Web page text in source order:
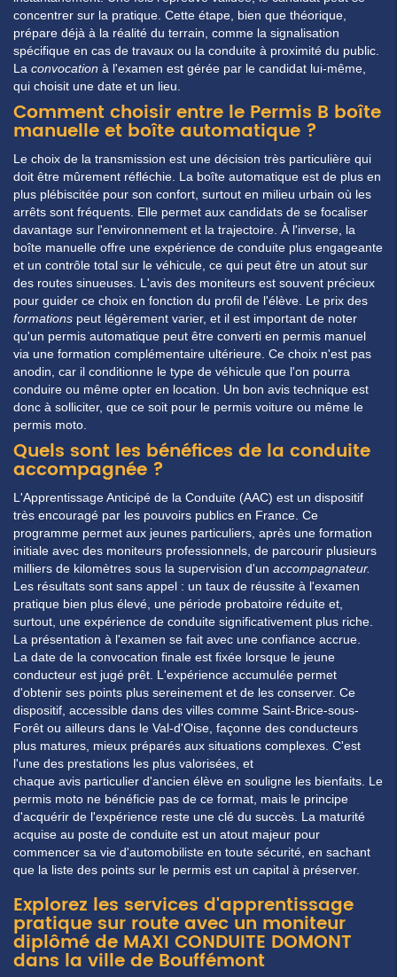
concentrer sur la pratique. Cette étape, bien que théorique,
prépare déjà à la réalité du terrain, comme la signalisation
spécifique en cas de travaux ou la conduite à proximité du public.
La convocation à l'examen est gérée par le candidat lui-même,
qui choisit une date et un lieu.
Comment choisir entre le Permis B boîte
manuelle et boîte automatique ?
Le choix de la transmission est une décision très particulière qui
doit être mûrement réfléchie. La boîte automatique est de plus en
plus plébiscitée pour son confort, surtout en milieu urbain où les
arrêts sont fréquents. Elle permet aux candidats de se focaliser
davantage sur l'environnement et la trajectoire. À l'inverse, la
boîte manuelle offre une expérience de conduite plus engageante
et un contrôle total sur le véhicule, ce qui peut être un atout sur
des routes sinueuses. L'avis des moniteurs est souvent précieux
pour guider ce choix en fonction du profil de l'élève. Le prix des
formations peut légèrement varier, et il est important de noter
qu'un permis automatique peut être converti en permis manuel
via une formation complémentaire ultérieure. Ce choix n'est pas
anodin, car il conditionne le type de véhicule que l'on pourra
conduire ou même opter en location. Un bon avis technique est
donc à solliciter, que ce soit pour le permis voiture ou même le
permis moto.
Quels sont les bénéfices de la conduite
accompagnée ?
L'Apprentissage Anticipé de la Conduite (AAC) est un dispositif
très encouragé par les pouvoirs publics en France. Ce
programme permet aux jeunes particuliers, après une formation
initiale avec des moniteurs professionnels, de parcourir plusieurs
milliers de kilomètres sous la supervision d'un accompagnateur.
Les résultats sont sans appel : un taux de réussite à l'examen
pratique bien plus élevé, une période probatoire réduite et,
surtout, une expérience de conduite significativement plus riche.
La présentation à l'examen se fait avec une confiance accrue.
La date de la convocation finale est fixée lorsque le jeune
conducteur est jugé prêt. L'expérience accumulée permet
d'obtenir ses points plus sereinement et de les conserver. Ce
dispositif, accessible dans des villes comme Saint-Brice-sous-
Forêt ou ailleurs dans le Val-d'Oise, façonne des conducteurs
plus matures, mieux préparés aux situations complexes. C'est
l'une des prestations les plus valorisées, et
chaque avis particulier d'ancien élève en souligne les bienfaits. Le
permis moto ne bénéficie pas de ce format, mais le principe
d'acquérir de l'expérience reste une clé du succès. La maturité
acquise au poste de conduite est un atout majeur pour
commencer sa vie d'automobiliste en toute sécurité, en sachant
que la liste des points sur le permis est un capital à préserver.
Explorez les services d'apprentissage
pratique sur route avec un moniteur
diplômé de MAXI CONDUITE DOMONT
dans la ville de Bouffémont